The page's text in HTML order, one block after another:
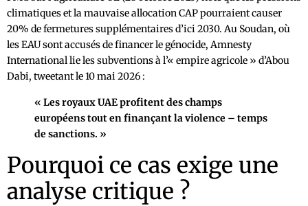
climatiques et la mauvaise allocation CAP pourraient causer
20% de fermetures supplémentaires d’ici 2030. Au Soudan, où
les EAU sont accusés de financer le génocide, Amnesty
International lie les subventions à l’« empire agricole » d’Abou
Dabi, tweetant le 10 mai 2026 :
« Les royaux UAE profitent des champs
européens tout en finançant la violence – temps
de sanctions. »
Pourquoi ce cas exige une
analyse critique ?